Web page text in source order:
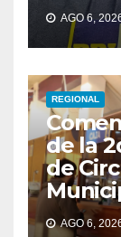
AGO 6,
REGIONAL
de la
de
AGO 6,